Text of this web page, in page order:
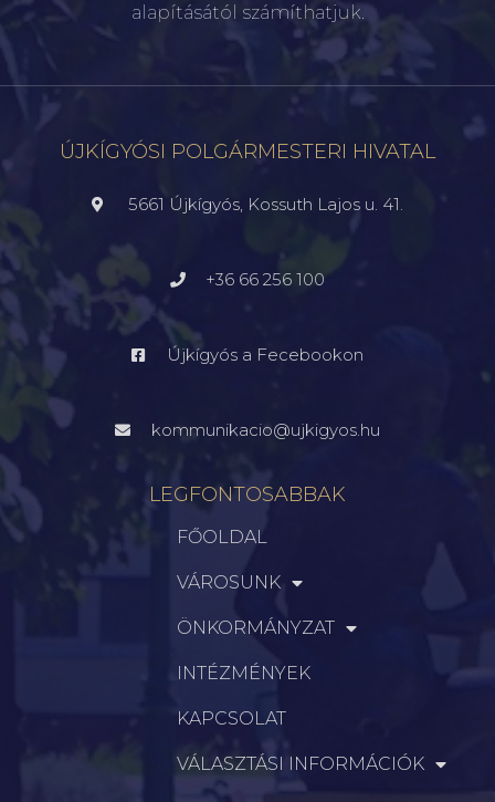
alapításától számíthatjuk.
ÚJKÍGYÓSI POLGÁRMESTERI HIVATAL
5661 Újkígyós, Kossuth Lajos u. 41.
+36 66 256 100
Újkígyós a Fecebookon
kommunikacio@ujkigyos.hu
LEGFONTOSABBAK
FŐOLDAL
VÁROSUNK
ÖNKORMÁNYZAT
INTÉZMÉNYEK
KAPCSOLAT
VÁLASZTÁSI INFORMÁCIÓK